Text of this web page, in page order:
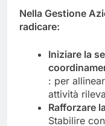
Nella Gestione
radicare:
Iniziare la
: per
attività
Rafforzare l
Stabilire